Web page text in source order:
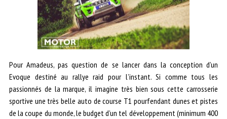
Pour Amadeus, pas question de se lancer dans la conception d’un
Evoque destiné au rallye raid pour l’instant. Si comme tous les
passionnés de la marque, il imagine très bien sous cette carrosserie
sportive une très belle auto de course T1 pourfendant dunes et pistes
de la coupe du monde, le budget d’un tel développement (minimum 400